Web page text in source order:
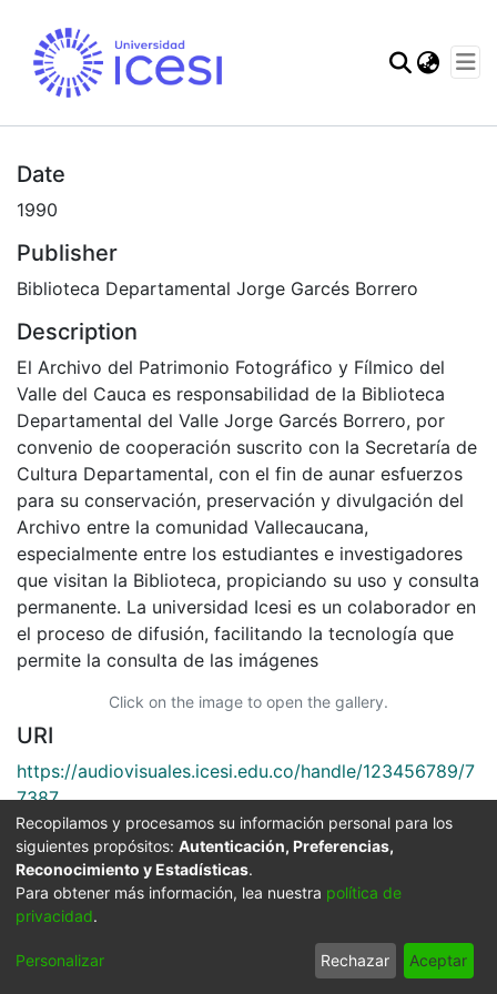
Date
1990
Publisher
Biblioteca Departamental Jorge Garcés Borrero
Description
El Archivo del Patrimonio Fotográfico y Fílmico del
Valle del Cauca es responsabilidad de la Biblioteca
Departamental del Valle Jorge Garcés Borrero, por
convenio de cooperación suscrito con la Secretaría de
Cultura Departamental, con el fin de aunar esfuerzos
para su conservación, preservación y divulgación del
Archivo entre la comunidad Vallecaucana,
especialmente entre los estudiantes e investigadores
que visitan la Biblioteca, propiciando su uso y consulta
permanente. La universidad Icesi es un colaborador en
el proceso de difusión, facilitando la tecnología que
permite la consulta de las imágenes
Click on the image to open the gallery.
URI
https://audiovisuales.icesi.edu.co/handle/123456789/7
7387
Collections
FFDO - Valle del Cauca - Patrimonial
Full item page
Recopilamos y procesamos su información personal para los
siguientes propósitos: Autenticación, Preferencias,
Reconocimiento y Estadísticas.
Para obtener más información, lea nuestra política de
privacidad.
Personalizar Rechazar Aceptar